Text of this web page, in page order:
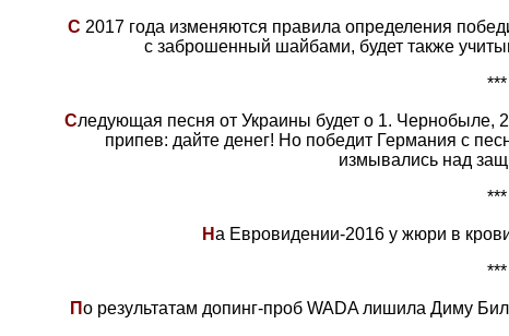
С 2017 года изменяются правила определения
с заброшенный шайбами, будет также
***
Следующая песня от Украины будет о 1. Чернобыле,
припев: дайте денег! Но победит Германия с
измывались над
***
На Евровидении-2016 у жюри в
***
По результатам допинг-проб WADA лишила Диму